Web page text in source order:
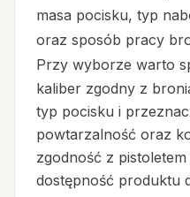
masa pocisku, typ
oraz sposób pracy
Przy wyborze warto
kaliber zgodny z
typ pocisku i
powtarzalność oraz
zgodność z
dostępność produktu